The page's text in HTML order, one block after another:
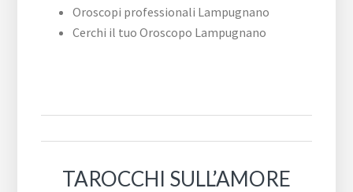
Oroscopi professionali Lampugnano
Cerchi il tuo Oroscopo Lampugnano
TAROCCHI SULL’AMORE